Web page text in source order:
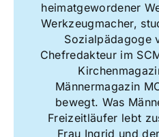
heimatgewordener
Werkzeugmacher,
Sozialpädagoge
Chefredakteur im
Männermagazin
bewegt. Was
Freizeitläufer lebt
Frau Ingrid und